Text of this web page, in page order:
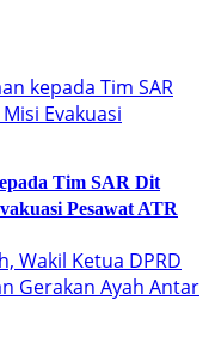
Tim SAR Dit
Pesawat ATR